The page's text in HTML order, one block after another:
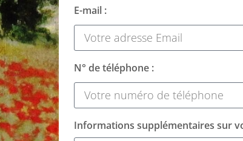
E-mail :
N° de téléphone :
Informations supplémentaires sur